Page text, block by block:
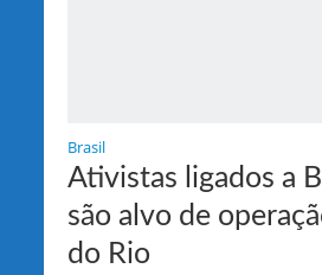
Brasil
Ativistas ligados a
são alvo de
do Rio